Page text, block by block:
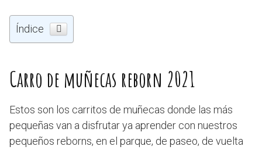
Índice
Carro de muñecas reborn 2021
Estos son los carritos de muñecas donde las más
pequeñas van a disfrutar ya aprender con nuestros
pequeños reborns, en el parque, de paseo, de vuelta